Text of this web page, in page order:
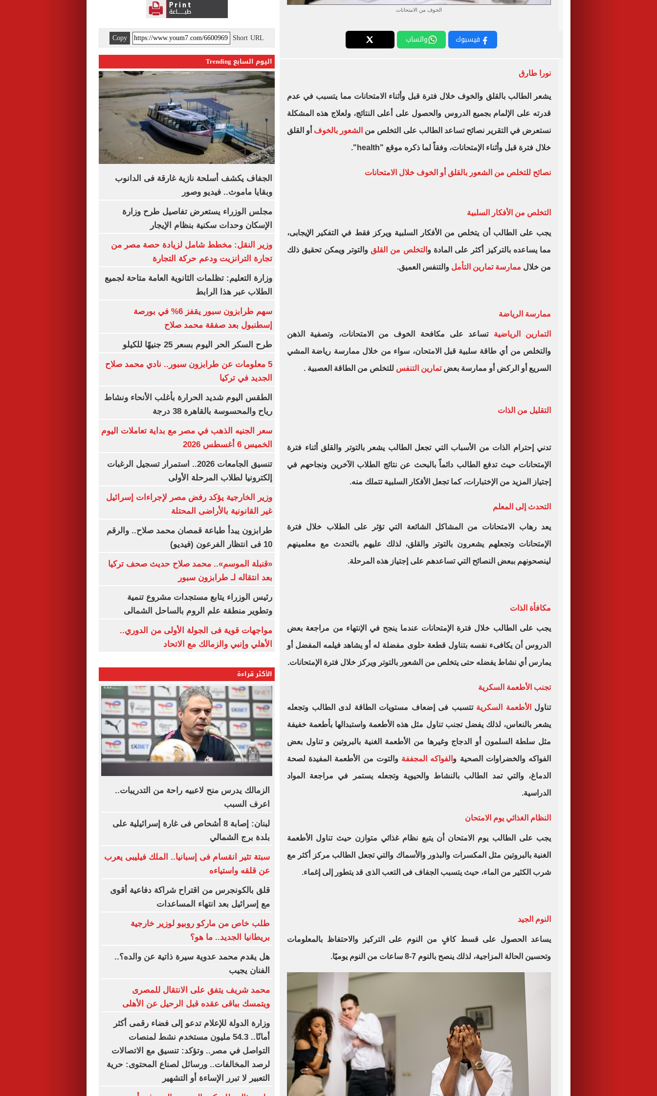
الخوف من الامتحانات
فيسبوك واتساب
نورا طارق
يشعر الطالب بالقلق والخوف خلال فترة قبل وأثناء الامتحانات مما يتسبب في عدم
قدرته على الإلمام بجميع الدروس والحصول على أعلى النتائج، ولعلاج هذه المشكلة
نستعرض في التقرير نصائح تساعد الطالب على التخلص من الشعور بالخوف أو القلق
خلال فترة قبل وأثناء الإمتحانات، وفقاً لما ذكره موقع "health".
نصائح للتخلص من الشعور بالقلق أو الخوف خلال الامتحانات
التخلص من الأفكار السلبية
يجب على الطالب أن يتخلص من الأفكار السلبية ويركز فقط في التفكير الإيجابى،
مما يساعده بالتركيز أكثر على المادة و التخلص من القلق والتوتر ويمكن تحقيق ذلك
من خلال ممارسة تمارين التأمل والتنفس العميق.
ممارسة الرياضة
التمارين الرياضية تساعد على مكافحة الخوف من الامتحانات، وتصفية الذهن
والتخلص من أي طاقة سلبية قبل الامتحان، سواء من خلال ممارسة رياضة المشي
السريع أو الركض أو ممارسة بعضتمارين التنفس للتخلص من الطاقة العصبية .
التقليل من الذات
تدني إحترام الذات من الأسباب التي تجعل الطالب يشعر بالتوتر والقلق أثناء فترة
الإمتحانات حيث تدفع الطالب دائماً بالبحث عن نتائج الطلاب الآخرين ونجاحهم في
إجتياز المزيد من الإختبارات، كما تجعل الأفكار السلبية تتملك منه.
التحدث إلى المعلم
يعد رهاب الامتحانات من المشاكل الشائعة التي تؤثر على الطلاب خلال فترة
الإمتحانات وتجعلهم يشعرون بالتوتر والقلق، لذلك عليهم بالتحدث مع معلمينهم
لينصحونهم ببعض النصائح التي تساعدهم على إجتياز هذه المرحلة.
مكافأة الذات
يجب على الطالب خلال فترة الإمتحانات عندما ينجح في الإنتهاء من مراجعة بعض
الدروس أن يكافىء نفسه بتناول قطعة حلوى مفضلة له أو يشاهد فيلمه المفضل أو
يمارس أي نشاط يفضله حتى يتخلص من الشعور بالتوتر ويركز خلال فترة الإمتحانات.
تجنب الأطعمة السكرية
تناول الأطعمة السكرية تتسبب فى إضعاف مستويات الطاقة لدى الطالب وتجعله
يشعر بالنعاس، لذلك يفضل تجنب تناول مثل هذه الأطعمة واستبدالها بأطعمة خفيفة
مثل سلطة السلمون أو الدجاج وغيرها من الأطعمة الغنية بالبروتين و تناول بعض
الفواكه والخضراوات الصحية و الفواكه المجففة والتوت من الأطعمة المفيدة لصحة
الدماغ، والتي تمد الطالب بالنشاط والحيوية وتجعله يستمر في مراجعة المواد
الدراسية.
النظام الغذائي يوم الامتحان
يجب على الطالب يوم الامتحان أن يتبع نظام غذائي متوازن حيث تناول الأطعمة
الغنية بالبروتين مثل المكسرات والبذور والأسماك والتي تجعل الطالب مركز أكثر مع
شرب الكثير من الماء، حيث يتسبب الجفاف فى التعب الذى قد يتطور إلى إغماء.
النوم الجيد
يساعد الحصول على قسط كافٍ من النوم على التركيز والاحتفاظ بالمعلومات
وتحسين الحالة المزاجية، لذلك ينصح بالنوم 7-8 ساعات من النوم يوميًا.
Short URL
Copy
اليوم السابع Trending
الجفاف يكشف أسلحة نازية غارقة فى الدانوب
وبقايا ماموث.. فيديو وصور
مجلس الوزراء يستعرض تفاصيل طرح وزارة
الإسكان وحدات سكنية بنظام الإيجار
وزير النقل: مخطط شامل لزيادة حصة مصر من
تجارة الترانزيت ودعم حركة التجارة
وزارة التعليم: تظلمات الثانوية العامة متاحة لجميع
الطلاب عبر هذا الرابط
سهم طرابزون سبور يقفز 6% في بورصة
إسطنبول بعد صفقة محمد صلاح
طرح السكر الحر اليوم بسعر 25 جنيهًا للكيلو
5 معلومات عن طرابزون سبور.. نادي محمد صلاح
الجديد في تركيا
الطقس اليوم شديد الحرارة بأغلب الأنحاء ونشاط
رياح والمحسوسة بالقاهرة 38 درجة
سعر الجنيه الذهب في مصر مع بداية تعاملات اليوم
الخميس 6 أغسطس 2026
تنسيق الجامعات 2026.. استمرار تسجيل الرغبات
إلكترونيا لطلاب المرحلة الأولى
وزير الخارجية يؤكد رفض مصر لإجراءات إسرائيل
غير القانونية بالأراضى المحتلة
طرابزون يبدأ طباعة قمصان محمد صلاح.. والرقم
10 فى انتظار الفرعون (فيديو)
«قنبلة الموسم».. محمد صلاح حديث صحف تركيا
بعد انتقاله لـ طرابزون سبور
رئيس الوزراء يتابع مستجدات مشروع تنمية
وتطوير منطقة علم الروم بالساحل الشمالى
مواجهات قوية فى الجولة الأولى من الدوري..
الأهلي وإنبي والزمالك مع الاتحاد
الأكثر قراءة
الزمالك يدرس منح لاعبيه راحة من التدريبات..
اعرف السبب
لبنان: إصابة 8 أشحاص فى غارة إسرائيلية على
بلدة برج الشمالي
سبتة تثير انقسام فى إسبانيا.. الملك فيليبى يعرب
عن قلقه واستياءه
قلق بالكونجرس من اقتراح شراكة دفاعية أقوى
مع إسرائيل بعد انتهاء المساعدات
طلب خاص من ماركو روبيو لوزير خارجية
بريطانيا الجديد.. ما هو؟
هل يقدم محمد عدوية سيرة ذاتية عن والده؟..
الفنان يجيب
محمد شريف يتفق على الانتقال للمصرى
ويتمسك بباقى عقده قبل الرحيل عن الأهلى
وزارة الدولة للإعلام تدعو إلى فضاء رقمى أكثر
أمانًا.. 54.3 مليون مستخدم نشط لمنصات
التواصل في مصر.. وتؤكد: تنسيق مع الاتصالات
لرصد المخالفات.. ورسائل لصناع المحتوى: حرية
التعبير لا تبرر الإساءة أو التشهير